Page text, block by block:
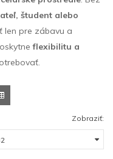
študent alebo
len pre zábavu a
flexibilitu a
Zobraziť: